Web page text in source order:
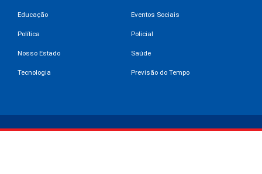
Educação Eventos Sociais
Política Policial
Nosso Estado Saúde
Tecnologia Previsão do Tempo